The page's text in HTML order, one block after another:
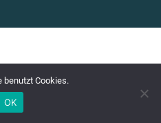
benutzt Cookies.
OK